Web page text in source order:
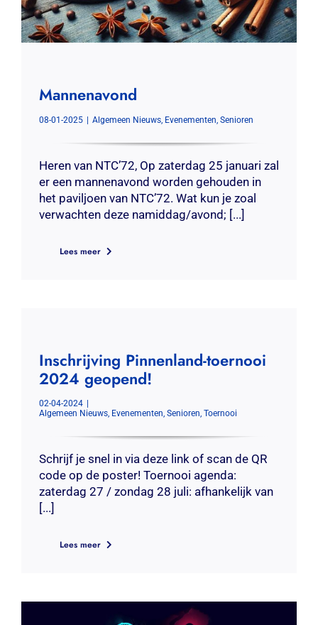
Mannenavond
08-01-2025 | Algemeen Nieuws, Evenementen Senioren
Heren van NTC’72, Op zaterdag 25 januari zal
er een mannenavond worden gehouden in
het paviljoen van NTC’72. Wat kun je zoal
verwachten deze namiddag/avond; [...]
Lees meer
Inschrijving Pinnenland-toernooi
2024 geopend!
02-04-2024
Algemeen Nieuws, Evenementen, Senioren, Toernooi
Schrijf je snel in via deze link of scan de QR
code op de poster! Toernooi agenda:
zaterdag 27 / zondag 28 juli: afhankelijk van
[...]
Lees meer